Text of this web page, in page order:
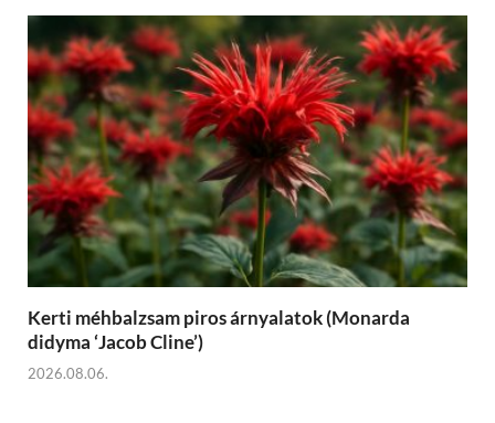
Kerti méhbalzsam piros árnyalatok (Monarda
didyma ‘Jacob Cline’)
2026.08.06.